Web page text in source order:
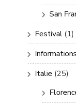
San
Festival (1)
Italie (25)